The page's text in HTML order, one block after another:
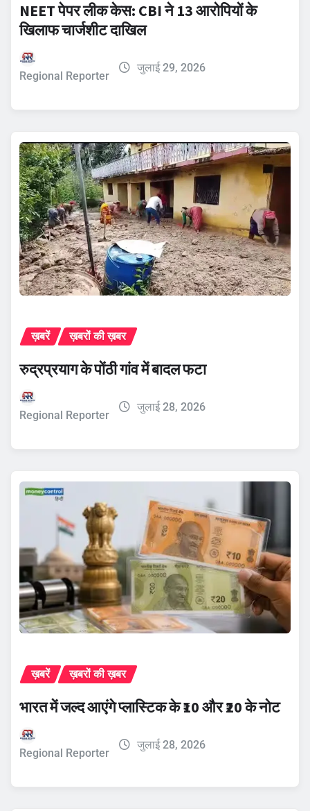
NEET पेपर लीक केस: CBI ने 13 आरोपियों के
खिलाफ चार्जशीट दाखिल
Regional Reporter
जुलाई 29, 2026
ख़बरें ख़बरों की ख़बर
रुद्रप्रयाग के पोंठी गांव में बादल फटा
Regional Reporter
जुलाई 28, 2026
ख़बरें ख़बरों की ख़बर
भारत में जल्द आएंगे प्लास्टिक के ₹10 और ₹20 के नोट
Regional Reporter
जुलाई 28, 2026